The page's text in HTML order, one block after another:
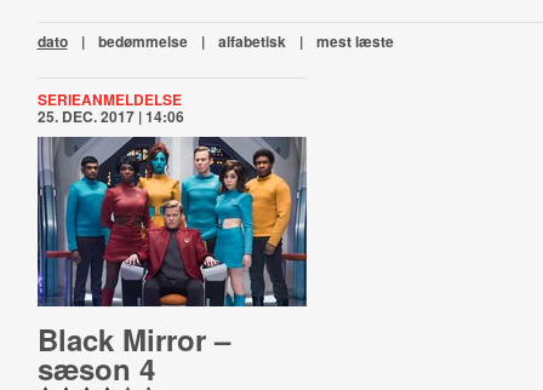
dato | bedømmelse | alfabetisk | mest læste
SERIEANMELDELSE
25. DEC. 2017 | 14:06
Black Mirror –
sæson 4